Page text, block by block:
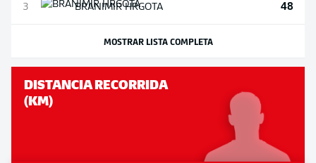
3 BRANIMIRHRGOTA 48
MOSTRAR LISTA COMPLETA
DISTANCIA RECORRIDA
(KM)